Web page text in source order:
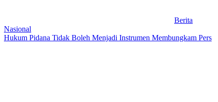
Berita
Nasional
Hukum Pidana Tidak Boleh Menjadi Instrumen Membungkam Pers